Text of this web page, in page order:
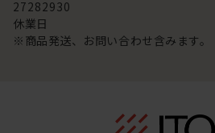
27282930
休業日
※商品発送、お問い合わせ含みます。